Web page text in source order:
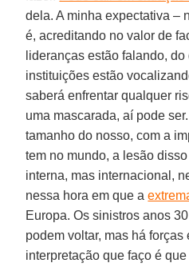
dela. A minha expectativa –
é, acreditando no valor de
lideranças estão falando,
instituições estão
saberá enfrentar qualquer
uma mascarada, aí pode
tamanho do nosso, com a
tem no mundo, a lesão
interna, mas internacional,
nessa hora em que a
Europa. Os sinistros anos
podem voltar, mas há forças
interpretação que faço é